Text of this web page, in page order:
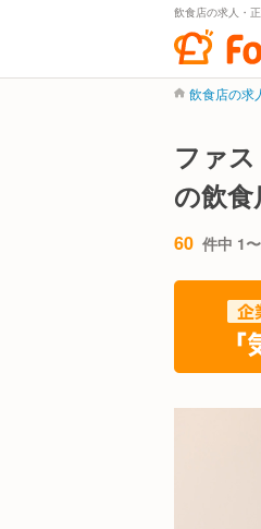
飲食店の求人・
飲食店の求
ファ
の飲
60 件中 1